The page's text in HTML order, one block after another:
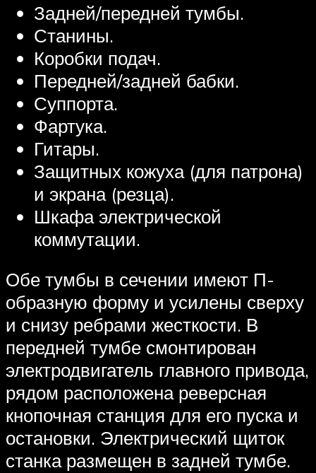
Задней/передней тумбы.
Станины.
Коробки подач.
Передней/задней бабки.
Суппорта.
Фартука.
Гитары.
Защитных кожуха (для патрона)
и экрана (резца).
Шкафа электрической
коммутации.
Обе тумбы в сечении имеют П-
образную форму и усилены сверху
и снизу ребрами жесткости. В
передней тумбе смонтирован
электродвигатель главного привода,
рядом расположена реверсная
кнопочная станция для его пуска и
остановки. Электрический щиток
станка размещен в задней тумбе.